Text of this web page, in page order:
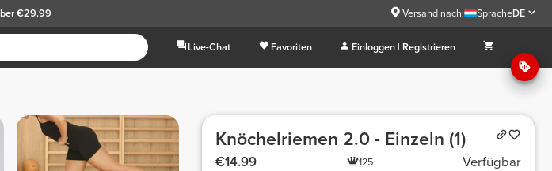
€29.99 Versand nach: SpracheDE
Live-Chat Favoriten Einloggen | Registrieren
Knöchelriemen 2.0 - Einzeln (1)
€14.99 125 Verfügbar